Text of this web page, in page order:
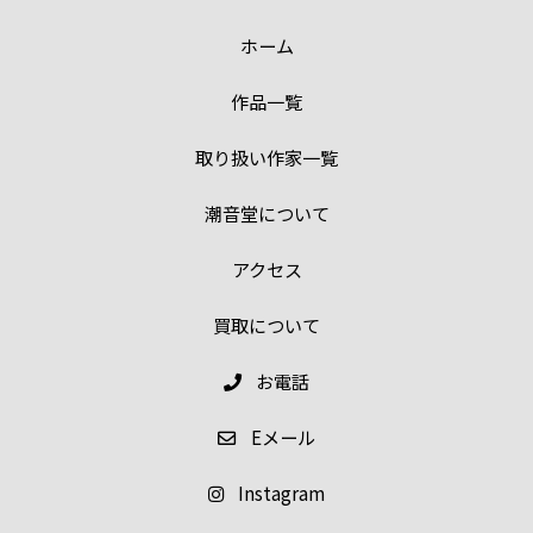
ホーム
作品一覧
取り扱い作家一覧
潮音堂について
アクセス
買取について
お電話
Eメール
Instagram